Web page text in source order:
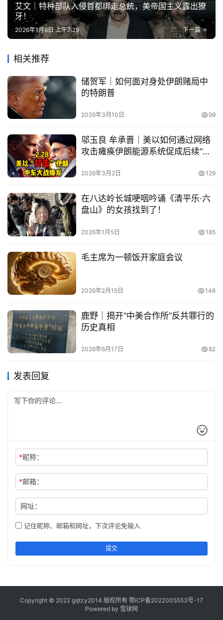
艾文｜特种部队入侵首都绑走总统，美帝国主义露出獠
牙！
下一篇
2026年1月8日 上午7:29
相关推荐
储贺军｜如何面对身处伊朗赌局中
的特朗普
2026年3月10日 99
邬玉良 牟承晋｜美以如何通过网络
攻击瘫痪伊朗能源系统促成后续“斩
2026年3月2日 129
在八达岭长城哽咽吟诵《清平乐·六
盘山》的女孩找到了！
2026年1月5日 185
毛主席为一顿饭开家庭会议
2026年2月15日 146
鹿野｜揭开“中美合作所”反共罪行的
历史真相
2026年6月17日 82
发表回复
*昵称：
*邮箱：
网址：
记住昵称、邮箱和网址，下次评论免输入
提交
Copyright © 2022 gqtzy2014 版权所有 鄂ICP备2022005553号-17
Powered by 雪球网